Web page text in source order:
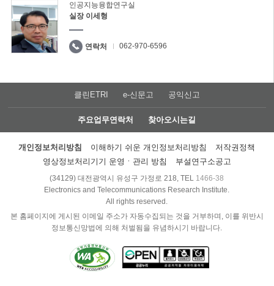
인공지능융합연구실
실장 이세형
연락처 062-970-6596
클린ETRI e-신문고 공익신고
주요업무연락처 찾아오시는길
개인정보처리방침 이해하기 쉬운 개인정보처리방침
저작권정책
영상정보처리기기 운영ㆍ관리 방침
부설연구소공고
(34129) 대전광역시 유성구 가정로 218, TEL 1466-38
Electronics and Telecommunications Research Institute.
All rights reserved.
본 홈페이지에 게시된 이메일 주소가 자동수집되는 것을 거부하며, 이를 위반시
정보통신망법에 의해 처벌됨을 유념하시기 바랍니다.